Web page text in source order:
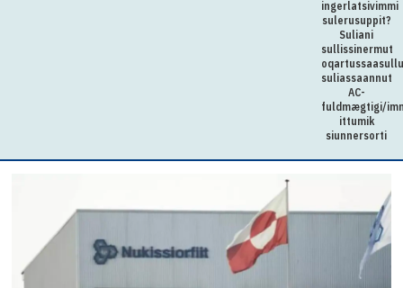
ingerlatsivimmi
sulerusuppit?
Suliani
sullissinermut
oqartussaasullu
suliassaannut
AC-
fuldmægtigi/
ittumik
siunnersorti